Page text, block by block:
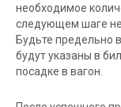
необходимое
следующем шаге
Будьте предельно
будут указаны в
посадке в вагон.